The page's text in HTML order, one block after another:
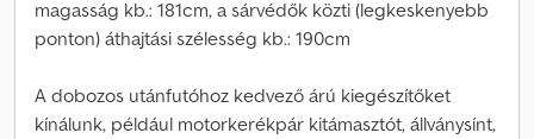
magasság kb.: 181cm, a sárvédők közti (legkeskenyebb
ponton) áthajtási szélesség kb.: 190cm
A dobozos utánfutóhoz kedvező árú kiegészítőket
kínálunk, például motorkerékpár kitámasztót, állványsínt,